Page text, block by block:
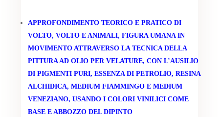
APPROFONDIMENTO TEORICO E PRATICO DI
VOLTO, VOLTO E ANIMALI, FIGURA UMANA IN
MOVIMENTO ATTRAVERSO LA TECNICA DELLA
PITTURA AD OLIO PER VELATURE, CON L’AUSILIO
DI PIGMENTI PURI, ESSENZA DI PETROLIO, RESINA
ALCHIDICA, MEDIUM FIAMMINGO E MEDIUM
VENEZIANO, USANDO I COLORI VINILICI COME
BASE E ABBOZZO DEL DIPINTO